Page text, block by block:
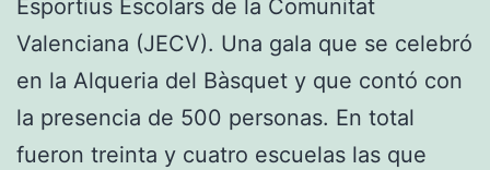
Esportius Escolars de la Comunitat
Valenciana (JECV). Una gala que se celebró
en la Alqueria del Bàsquet y que contó con
la presencia de 500 personas. En total
fueron treinta y cuatro escuelas las que